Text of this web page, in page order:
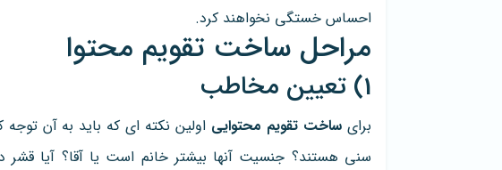
احساس خستگی نخواهند کرد.
مراحل ساخت تقویم محتوا
1) تعیین مخاطب
برای ساخت تقویم محتوایی اولین نکته ای که باید به آن
سنی هستند؟ جنسیت آنها بیشتر خانم است یا آقا؟ آیا